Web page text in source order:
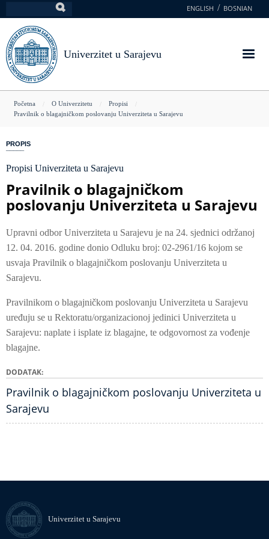
na
glavni
sadržaj
ENGLISH BOSNIAN
Univerzitet u Sarajevu
You
here
Početna O Univerzitetu
Propisi
Pravilnik o blagajničkom poslovanju Univerziteta u Sarajevu
PROPIS
Propisi Univerziteta u Sarajevu
Pravilnik o blagajničkom
poslovanju Univerziteta u Sarajevu
Upravni odbor Univerziteta u Sarajevu je na 24. sjednici održanoj
12. 04. 2016. godine donio Odluku broj: 02-2961/16 kojom se
usvaja Pravilnik o blagajničkom poslovanju Univerziteta u
Sarajevu.
Pravilnikom o blagajničkom poslovanju Univerziteta u Sarajevu
uređuju se u Rektoratu/organizacionoj jedinici Univerziteta u
Sarajevu: naplate i isplate iz blagajne, te odgovornost za vođenje
blagajne.
DODATAK
Pravilnik o blagajničkom poslovanju Univerziteta u
Sarajevu
Univerzitet u Sarajevu